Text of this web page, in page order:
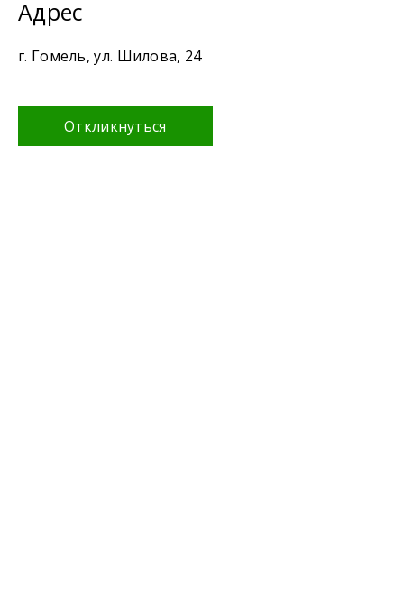
Адрес
г. Гомель, ул. Шилова, 24
Откликнуться